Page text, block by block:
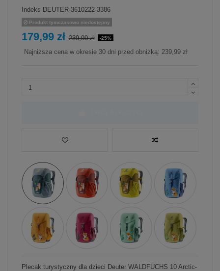
Indeks DEUTER-3610222-3386
Produkt tymczasowo niedostępny
179,99 zł 239,99 zł -25%
Najniższa cena w okresie 30 dni przed obniżką: 239,99 zł
Plecak turystyczny dla dzieci Deuter WALDFUCHS 10 Arctic-